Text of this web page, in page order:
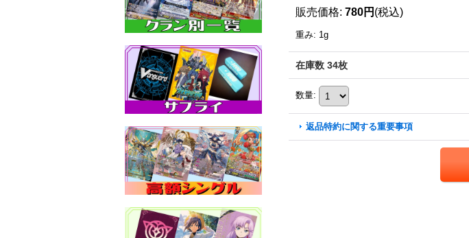
販売価格: 780円 (税込)
重み: 1g
在庫数 34枚
数量:
返品特約に関する重要事項